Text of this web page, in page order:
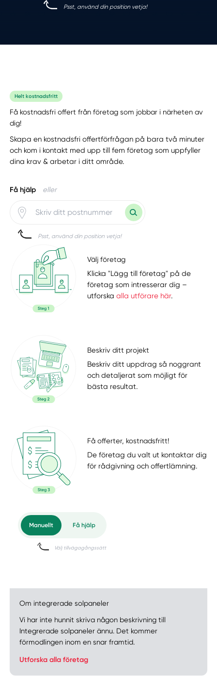
Psst, använd din position vetja!
Helt kostnadsfritt
Få kostnadsfri offert från företag som jobbar i närheten av
dig!
Skapa en kostnadsfri offertförfrågan på bara två minuter
och kom i kontakt med upp till fem företag som uppfyller
dina krav & arbetar i ditt område.
Få hjälp eller
Psst, använd din position vetja!
Välj företag
Klicka "Lägg till företag" på de
företag som intresserar dig –
utforskaalla utförare här.
Beskriv ditt projekt
Beskriv ditt uppdrag så noggrant
och detaljerat som möjligt för
bästa resultat.
Få offerter, kostnadsfritt!
De företag du valt ut kontaktar dig
för rådgivning och offertlämning.
Om integrerade solpaneler
Vi har inte hunnit skriva någon beskrivning till
Integrerade solpaneler ännu. Det kommer
förmodlingen inom en snar framtid.
Utforska alla företag